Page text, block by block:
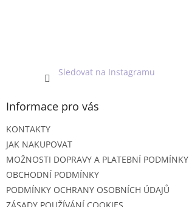
Sledovat na Instagramu
Informace pro vás
KONTAKTY
JAK NAKUPOVAT
MOŽNOSTI DOPRAVY A PLATEBNÍ PODMÍNKY
OBCHODNÍ PODMÍNKY
PODMÍNKY OCHRANY OSOBNÍCH ÚDAJŮ